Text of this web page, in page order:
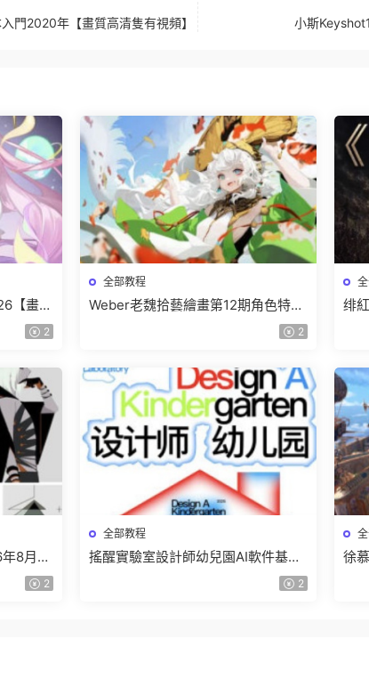
門2020年【畫質高清隻有視頻】 小斯
【畫質
2
全部教程
Weber老魏拾藝繪畫第12期角色特訓
2
绯
8月已
2
全部教程
搖醒實驗室設計師幼兒園AI軟件基礎
2
徐